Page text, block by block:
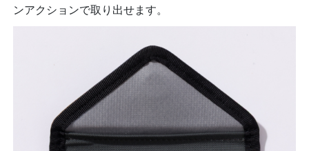
ンアクションで取り出せます。